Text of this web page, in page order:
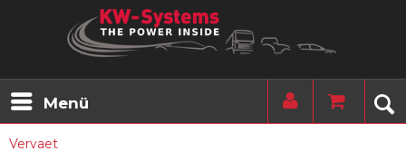
Menü
Vervaet